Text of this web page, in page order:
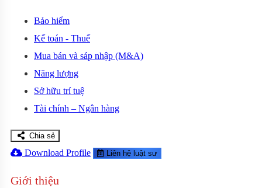
Bảo hiểm
Kế toán - Thuế
Mua bán và sáp nhập (M&A)
Năng lượng
Sở hữu trí tuệ
Tài chính – Ngân hàng
Chia sẻ
Download Profile Liên hệ luật sư
Giới thiệu